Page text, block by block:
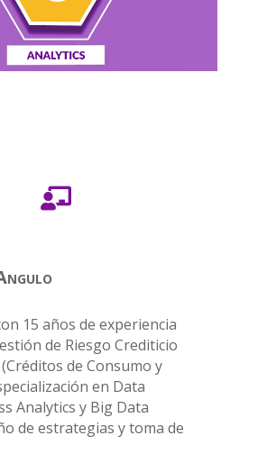

15 años de experiencia
de Riesgo Crediticio
de Consumo y
en Data
Analytics y Big Data
de estrategias y toma de